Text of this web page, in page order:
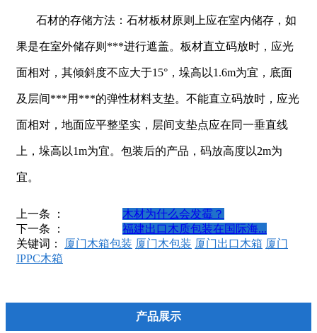
石材的存储方法：石材板材原则上应在室内储存，如
果是在室外储存则***进行遮盖。板材直立码放时，应光
面相对，其倾斜度不应大于15°，垛高以1.6m为宜，底面
及层间***用***的弹性材料支垫。不能直立码放时，应光
面相对，地面应平整坚实，层间支垫点应在同一垂直线
上，垛高以1m为宜。包装后的产品，码放高度以2m为
宜。
上一条 ：
木材为什么会发霉？
下一条 ：
福建出口木质包装在国际海...
关键词：
厦门木箱包装 厦门木包装 厦门出口木箱 厦门
IPPC木箱
产品展示